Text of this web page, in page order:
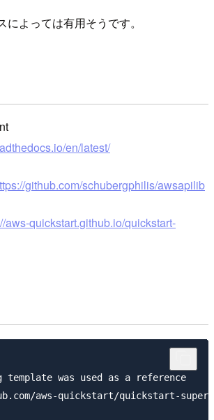
よっては有用そうです。
en/latest/
github.com/schubergphilis/awsapilib
aws-quickstart.github.io/quickstart-
was used as a reference
aws-quickstart/quickstart-